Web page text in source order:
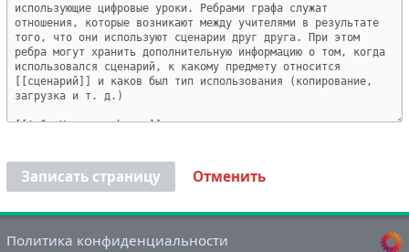
Записать страницу Отменить
Политика конфиденциальности